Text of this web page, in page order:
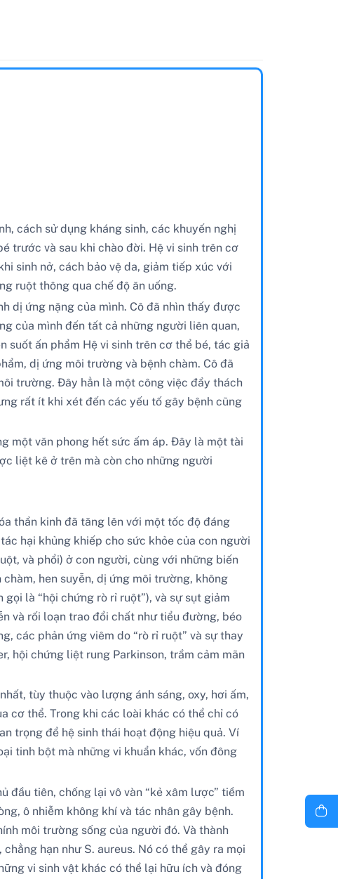
cách sử dụng kháng sinh, các khuyến nghị
trước và sau khi chào đời. Hệ vi sinh trên cơ
sinh nở, cách bảo vệ da, giảm tiếp xúc với
ruột thông qua chế độ ăn uống.
dị ứng nặng của mình. Cô đã nhìn thấy được
của mình đến tất cả những người liên quan,
suốt ấn phẩm Hệ vi sinh trên cơ thể bé, tác giả
dị ứng môi trường và bệnh chàm. Cô đã
trường. Đây hẳn là một công việc đầy thách
rất ít khi xét đến các yếu tố gây bệnh cũng
một văn phong hết sức ấm áp. Đây là một tài
liệt kê ở trên mà còn cho những người
thần kinh đã tăng lên với một tốc độ đáng
hại khủng khiếp cho sức khỏe của con người
và phổi) ở con người, cùng với những biến
hen suyễn, dị ứng môi trường, không
là “hội chứng rò rỉ ruột”), và sự sụt giảm
và rối loạn trao đổi chất như tiểu đường, béo
các phản ứng viêm do “rò rỉ ruột” và sự thay
hội chứng liệt rung Parkinson, trầm cảm mãn
tùy thuộc vào lượng ánh sáng, oxy, hơi ấm,
cơ thể. Trong khi các loài khác có thể chỉ có
trọng để hệ sinh thái hoạt động hiệu quả. Ví
tinh bột mà những vi khuẩn khác, vốn đông
đầu tiên, chống lại vô vàn “kẻ xâm lược” tiềm
ô nhiễm không khí và tác nhân gây bệnh.
môi trường sống của người đó. Và thành
hạn như S. aureus. Nó có thể gây ra mọi
vi sinh vật khác có thể lại hữu ích và đóng